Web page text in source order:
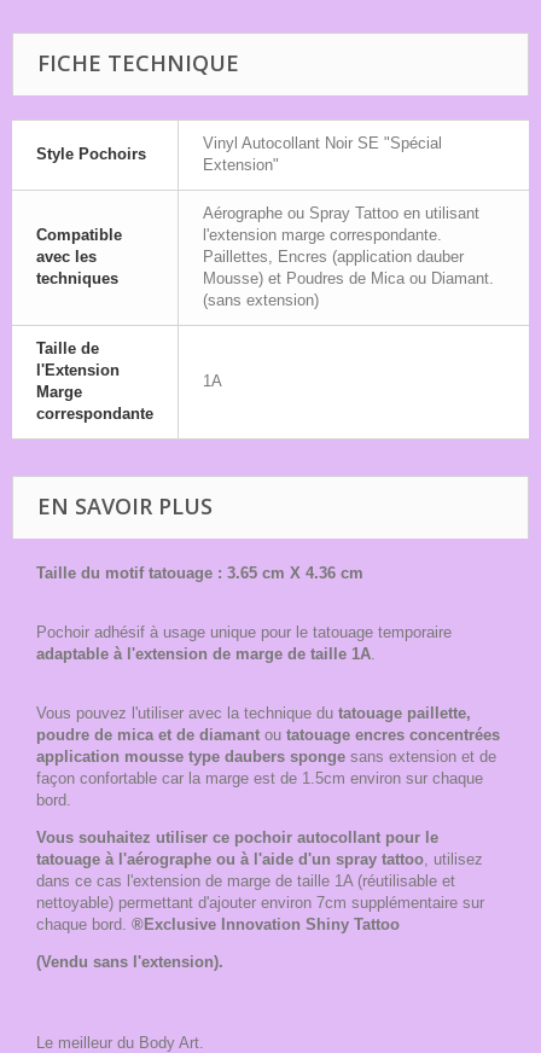
FICHE TECHNIQUE
Style Pochoirs
Vinyl Autocollant Noir SE "Spécial
Extension"
Compatible
avec les
techniques
Aérographe ou Spray Tattoo en utilisant
l'extension marge correspondante.
Paillettes, Encres (application dauber
Mousse) et Poudres de Mica ou Diamant.
(sans extension)
Taille de
l'Extension
Marge
correspondante
1A
EN SAVOIR PLUS
Taille du motif tatouage : 3.65 cm X 4.36 cm
Pochoir adhésif à usage unique pour le tatouage temporaire
adaptable à l'extension de marge de taille 1A.
Vous pouvez l'utiliser avec la technique du tatouage paillette,
poudre de mica et de diamant ou tatouage encres concentrées
application mousse type daubers sponge sans extension et de
façon confortable car la marge est de 1.5cm environ sur chaque
bord.
Vous souhaitez utiliser ce pochoir autocollant pour le
tatouage à l'aérographe ou à l'aide d'un spray tattoo, utilisez
dans ce cas l'extension de marge de taille 1A (réutilisable et
nettoyable) permettant d'ajouter environ 7cm supplémentaire sur
chaque bord. ®Exclusive Innovation Shiny Tattoo
(Vendu sans l'extension).
Le meilleur du Body Art.